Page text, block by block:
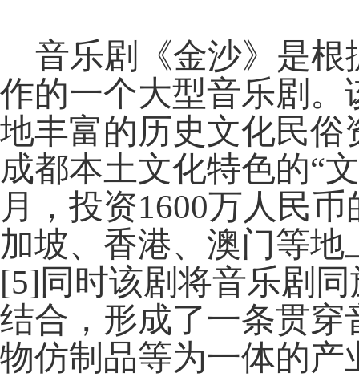
音乐剧《金沙》是根
作的一个大型音乐剧
地丰富的历史文化民
成都本土文化特色的“
月，投资1600万人民
加坡、香港、澳门等地
[5]同时该剧将音乐剧
结合，形成了一条贯
物仿制品等为一体的